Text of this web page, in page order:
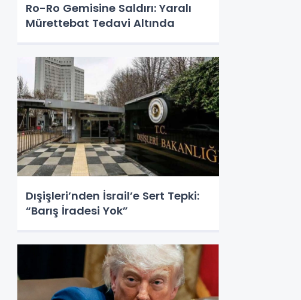
Ro-Ro Gemisine Saldırı: Yaralı
Mürettebat Tedavi Altında
Dışişleri’nden İsrail’e Sert Tepki:
“Barış İradesi Yok”